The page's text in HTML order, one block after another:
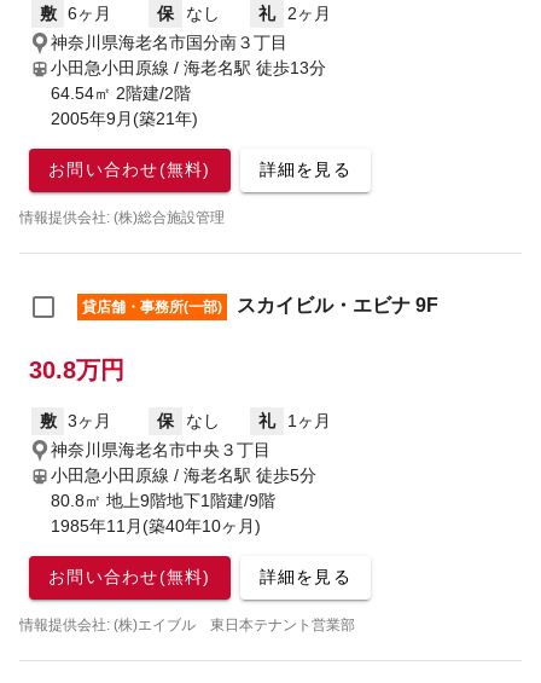
敷 6ヶ月 保 なし 礼
2ヶ月
神奈川県海老名市国分南３丁目
小田急小田原線 / 海老名駅 徒歩13分
64.54㎡ 2階建/2階
2005年9月(築21年)
お問い合わせ(無料) 詳細を見る
情報提供会社: (株)総合施設管理
貸店舗・事務所(一部) スカイビル・エビナ 9F
30.8万円
敷 3ヶ月 保 なし 礼
1ヶ月
神奈川県海老名市中央３丁目
小田急小田原線 / 海老名駅 徒歩5分
80.8㎡ 地上9階地下1階建/9階
1985年11月(築40年10ヶ月)
お問い合わせ(無料) 詳細を見る
情報提供会社: (株)エイブル 東日本テナント営業部